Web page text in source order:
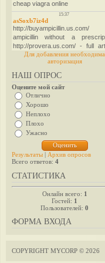
Для добавления необходима
авторизация
НАШ ОПРОС
Оцените мой сайт
Отлично
Хорошо
Неплохо
Плохо
Ужасно
Результаты | Архив опросов
Всего ответов: 4
СТАТИСТИКА
Онлайн всего: 1
Гостей: 1
Пользователей: 0
ФОРМА ВХОДА
COPYRIGHT MYCORP © 2026